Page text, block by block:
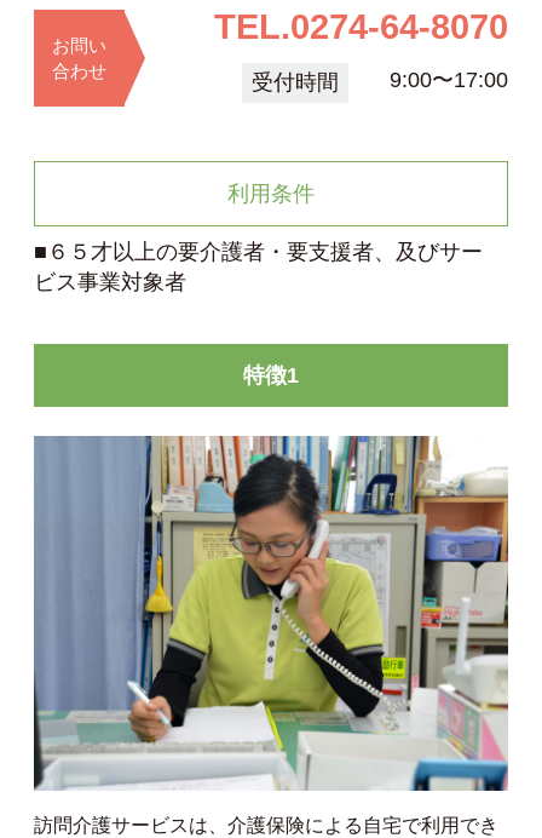
お問い
合わせ
TEL.0274-64-8070
受付時間 9:00〜17:00
利用条件
■６５才以上の要介護者・要支援者、及びサー
ビス事業対象者
特徴1
訪問介護サービスは、介護保険による自宅で利用でき